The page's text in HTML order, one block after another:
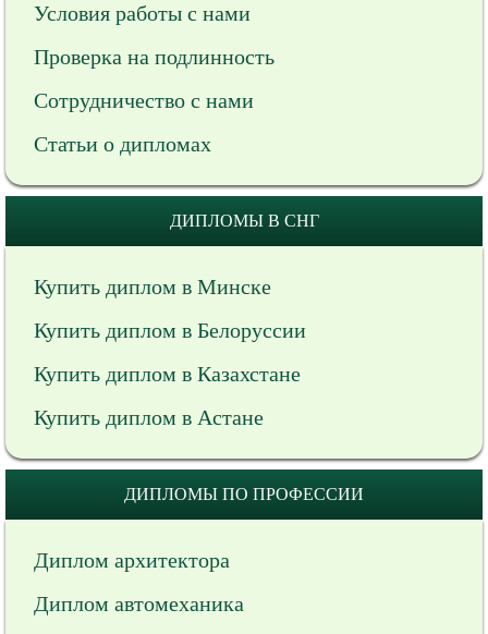
Условия работы с нами
Проверка на подлинность
Сотрудничество с нами
Статьи о дипломах
ДИПЛОМЫ В СНГ
Купить диплом в Минске
Купить диплом в Белоруссии
Купить диплом в Казахстане
Купить диплом в Астане
ДИПЛОМЫ ПО ПРОФЕССИИ
Диплом архитектора
Диплом автомеханика